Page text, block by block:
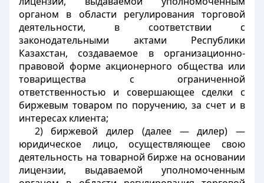
органом в области регулирования торговой
деятельности, в соответствии с
законодательными актами Республики
Казахстан, создаваемое в организационно-
правовой форме акционерного общества или
товарищества с ограниченной
ответственностью и совершающее сделки с
биржевым товаром по поручению, за счет и в
интересах клиента;
2) биржевой дилер (далее — дилер) —
юридическое лицо, осуществляющее свою
деятельность на товарной бирже на основании
лицензии, выдаваемой уполномоченным